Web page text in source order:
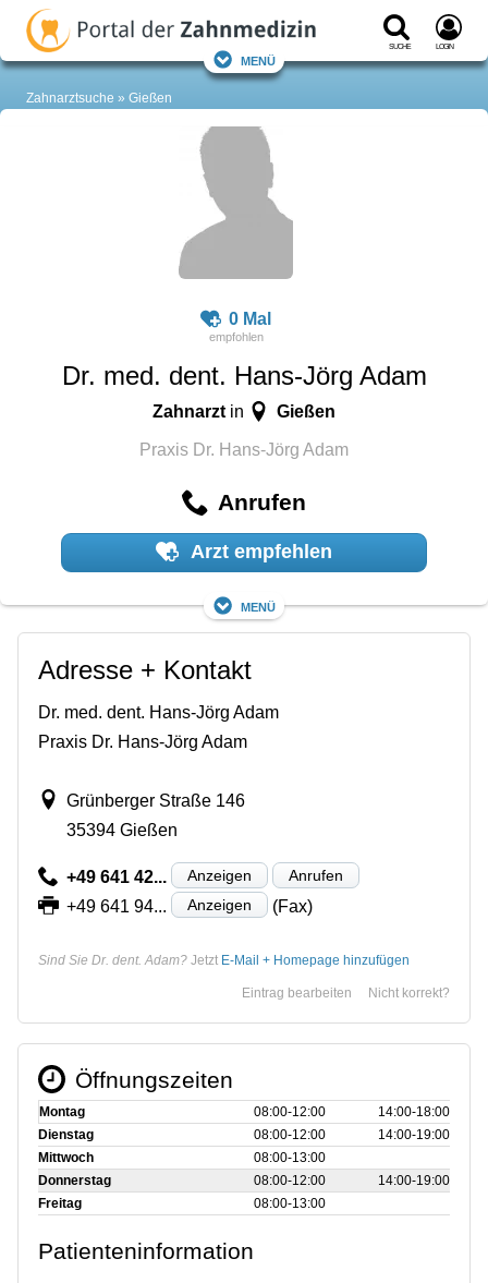
Suche Login
Menü
Zahnarztsuche Gießen
0 Mal
Dr. med. dent. Hans-Jörg Adam
Zahnarzt in Gießen
Praxis Dr. Hans-Jörg Adam
Anrufen
Arzt empfehlen
Menü
Adresse + Kontakt
Dr. med. dent. Hans-Jörg Adam
Praxis Dr. Hans-Jörg Adam
Grünberger Straße 146
35394 Gießen
+49 641 42... Anzeigen Anrufen
+49 641 94... Anzeigen (Fax)
Sind Sie Dr. dent. Adam? Jetzt E-Mail + Homepage hinzufügen
Nicht korrekt?
Eintrag bearbeiten
Öffnungszeiten
Montag 08:00‑12:00
14:00‑18:00
Dienstag
08:00‑12:00
14:00‑19:00
Mittwoch
08:00‑13:00
Donnerstag
08:00‑12:00
14:00‑19:00
Freitag
08:00‑13:00
Patienteninformation